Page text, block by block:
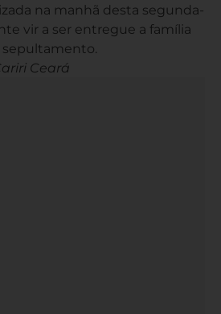
na manhã desta segunda-
vir a ser entregue a família
sepultamento.
Ceará